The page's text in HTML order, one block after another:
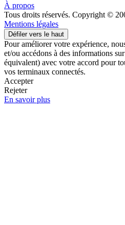
À propos
Tous droits réservés. Copyright ©
Mentions légales
Défiler vers le haut
Pour améliorer votre expérience,
et/ou accédons à des informations
équivalent) avec votre accord pour
vos terminaux connectés.
Accepter
Rejeter
En savoir plus